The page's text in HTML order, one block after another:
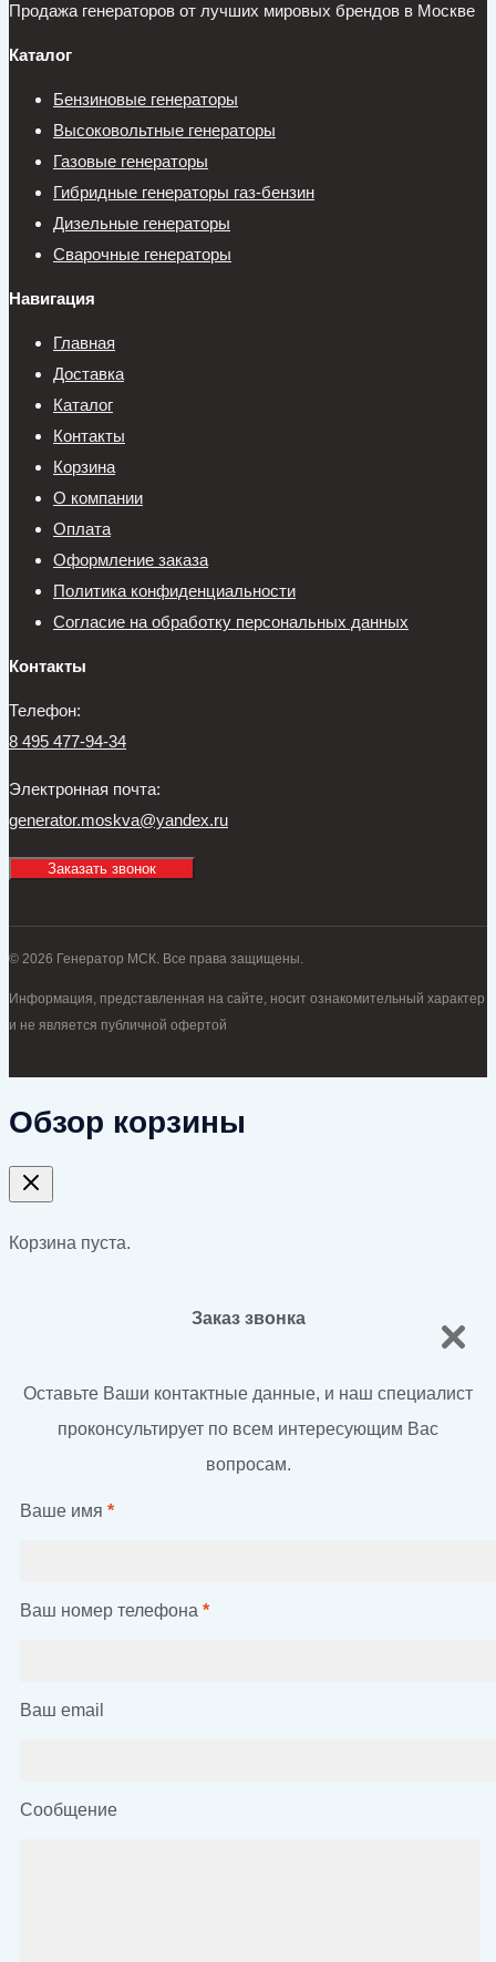
Продажа генераторов от лучших мировых брендов в Москве
Каталог
Бензиновые генераторы
Высоковольтные генераторы
Газовые генераторы
Гибридные генераторы газ-бензин
Дизельные генераторы
Сварочные генераторы
Навигация
Главная
Доставка
Каталог
Контакты
Корзина
О компании
Оплата
Оформление заказа
Политика конфиденциальности
Согласие на обработку персональных данных
Контакты
Телефон:
8 495 477-94-34
Электронная почта:
generator.moskva@yandex.ru
Заказать звонок
© 2026 Генератор МСК. Все права защищены.
Информация, представленная на сайте, носит ознакомительный характер
и не является публичной офертой
Обзор корзины
Корзина пуста.
Заказ звонка
Оставьте Ваши контактные данные, и наш специалист
проконсультирует по всем интересующим Вас
вопросам.
Ваше имя *
Ваш номер телефона *
Ваш email
Сообщение